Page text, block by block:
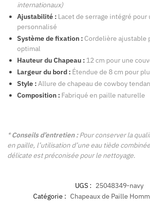
internationaux)
Ajustabilité : Lacet de serrage intégré
personnalisé
Système de fixation : Cordelière ajustable
optimal
Hauteur du Chapeau : 12 cm pour une
Largeur du bord : Étendue de 8 cm pour
Style :Allure de chapeau de cowboy
Composition : Fabriqué en paille naturelle
*Conseils d’entretien :Pour conserver la
en paille, l’utilisation d’une eau tiède
délicate est préconisée pour le nettoyage.
UGS : 25048349-navy
Catégorie : Chapeaux de Paille